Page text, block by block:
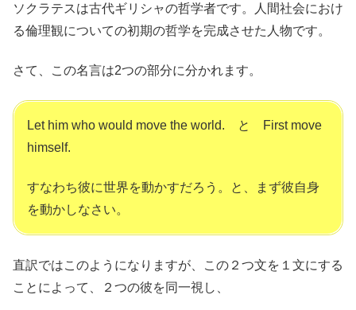
ソクラテスは古代ギリシャの哲学者です。人間社会におけ
る倫理観についての初期の哲学を完成させた人物です。
さて、この名言は2つの部分に分かれます。
Let him who would move the world. と First move
himself.
すなわち彼に世界を動かすだろう。と、まず彼自身
を動かしなさい。
直訳ではこのようになりますが、この２つ文を１文にする
ことによって、２つの彼を同一視し、